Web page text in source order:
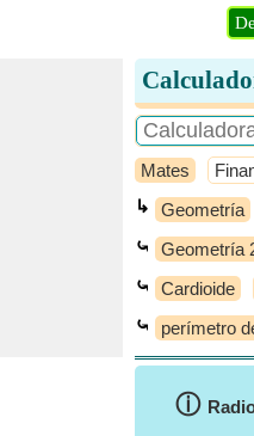
Mates
↳ Geometría
⤿ Geometría
⤿ Cardioide
⤿ perímetro
ⓘ